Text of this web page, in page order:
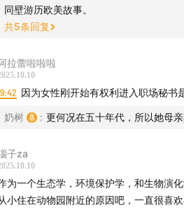
改变一生的相遇：路易斯·利基
老板的套路：你要不要去研究黑猩
利基的天使们：灵长类研究女中
母亲万里同行，共赴贡贝森林
初到非洲的危险：野牛、猎豹与毒
研究初期的绝望与坚持
同壁游历欧美故事。
共5条回复
拉蕾啦啦啦
因为女性刚开始有权利进入职场秘书
奶树 : 更何况在五十年代，所以她母
子za
为一个生态学，环境保护学，和生物演
小住在动物园附近的原因吧，一直很喜